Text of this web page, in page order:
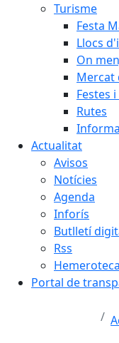
Turisme
Festa
Llocs
On
Mercat
Festes
Rutes
Actualitat
Avisos
Notícies
Agenda
Inforís
Butlletí
Rss
Hemeroteca
Portal de